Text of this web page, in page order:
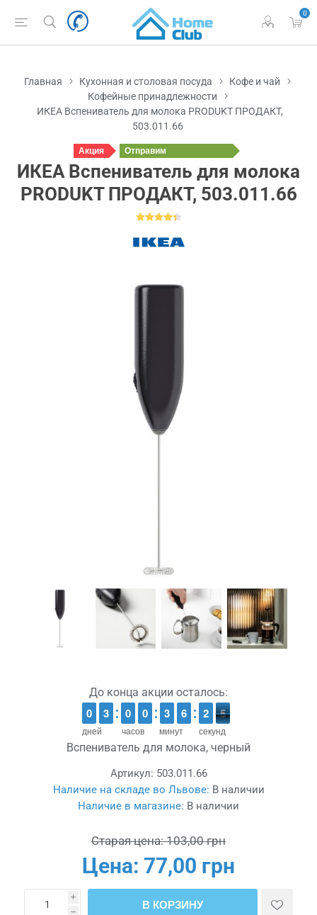
0
Главная Кухонная и столовая посуда
Кофе и чай
Кофейные принадлежности
ИКЕА Вспениватель для молока PRODUKT ПРОДАКТ,
503.011.66
Акция
Отправим
сегодня
ИКЕА Вспениватель для молока
PRODUKT ПРОДАКТ, 503.011.66
До конца акции осталось:
дней
9
9
0
0 2
2
3
3
часов
9
9
0
0 9
9
0
0
минут
2
2
3
3 5
5
6
6
секунд
3
2
2 5
4
4
Вспениватель для молока, черный
Артикул: 503.011.66
Наличие на складе во Львове: В наличии
Наличие в магазине: В наличии
Старая цена: 103,00 грн
Цена: 77,00 грн
i
h
В КОРЗИНУ